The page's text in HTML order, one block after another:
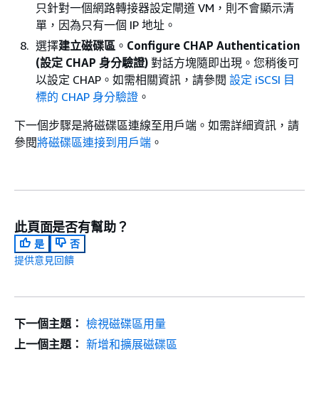
只針對一個網路轉接器設定閘道 VM，則不會顯示清
單，因為只有一個 IP 地址。
選擇建立磁碟區 。 Configure CHAP Authentication
(設定 CHAP 身分驗證) 對話方塊隨即出現。您稍後可
以設定 CHAP。如需相關資訊，請參閱 設定 iSCSI 目
標的 CHAP 身分驗證 。
下一個步驟是將磁碟區連線至用戶端。如需詳細資訊，請
參閱將磁碟區連接到用戶端 。
此頁面是否有幫助？
是
否
提供意見回饋
下一個主題： 檢視磁碟區用量
上一個主題： 新增和擴展磁碟區